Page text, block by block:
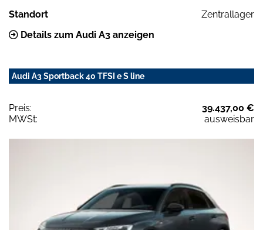
Standort
Zentrallager
Details zum Audi A3 anzeigen
Audi A3 Sportback 40 TFSI e S line
Preis:
39.437,00 €
MWSt:
ausweisbar